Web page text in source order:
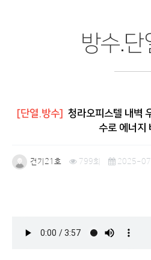
방수.단
[단열.방수]
청라오피스텔 내벽
수로 에너지
건기21호 799회 2025-